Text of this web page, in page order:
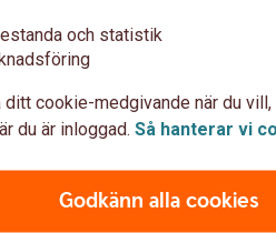
tillgångar som
och statistik
ditt cookie-medgivande när du
du är inloggad. Så hanterar vi
Godkänn alla cookies